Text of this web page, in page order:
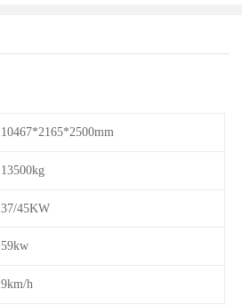
10467*2165*2500mm
13500kg
37/45KW
59kw
9km/h